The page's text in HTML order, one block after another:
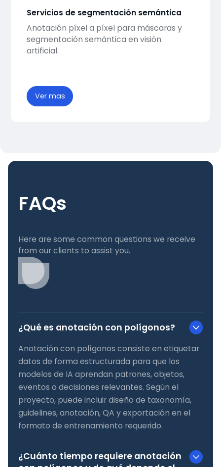
Servicios de segmentación semántica
Anotación píxel a píxel para máscaras y
segmentación semántica en visión
artificial.
Ver mas
FAQs
Here are some common questions we receive
from our clients to assist you.
¿Qué es anotación con polígonos?
Anotación con polígonos consiste en etiquetar
datos de forma estructurada para que los
modelos de IA aprendan patrones, objetos,
eventos o decisiones relevantes. Según el
proyecto, puede incluir diseño de taxonomía,
guidelines, anotación, QA y exportación en el
formato de entrenamiento requerido.
¿Cuánto tiempo requiere anotación